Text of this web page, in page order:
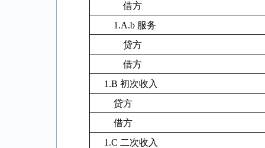
借方
1.A.b 服务
贷方
借方
1.B 初次收入
贷方
借方
1.C 二次收入